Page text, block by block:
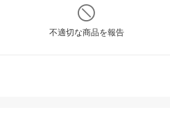
不適切な商品を報告